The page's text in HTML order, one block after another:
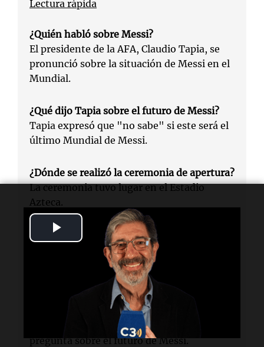
Video
Lectura rápida
¿Quién habló sobre Messi?
El presidente de la AFA, Claudio Tapia, se
pronunció sobre la situación de Messi en el
Mundial.
¿Qué dijo Tapia sobre el futuro de Messi?
Tapia expresó que "no sabe" si este será el
último Mundial de Messi.
¿Dónde se realizó la ceremonia de apertura?
La ceremonia tuvo lugar en el Estadio
Azteca.
¿Qué ha insinuado Messi sobre su carrera?
Messi ha dejado entrever que podría ser su
última Copa del Mundo, aunque no lo ha
¿Qué reacción tuvo Tapia al ser consultado?
El "Chiqui" Tapia respondió entre risas a la
pregunta sobre el futuro de Messi.